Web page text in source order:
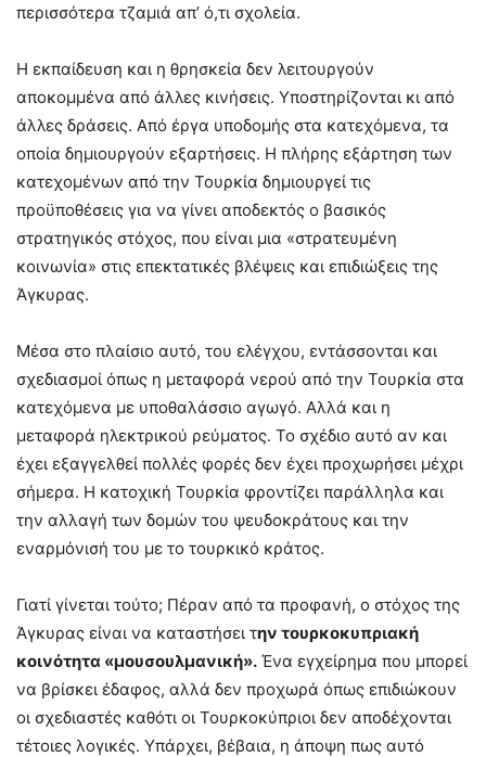
περισσότερα τζαμιά απ’ ό,τι σχολεία.
Η εκπαίδευση και η θρησκεία δεν λειτουργούν
αποκομμένα από άλλες κινήσεις. Υποστηρίζονται κι από
άλλες δράσεις. Από έργα υποδομής στα κατεχόμενα, τα
οποία δημιουργούν εξαρτήσεις. Η πλήρης εξάρτηση των
κατεχομένων από την Τουρκία δημιουργεί τις
προϋποθέσεις για να γίνει αποδεκτός ο βασικός
στρατηγικός στόχος, που είναι μια «στρατευμένη
κοινωνία» στις επεκτατικές βλέψεις και επιδιώξεις της
Άγκυρας.
Μέσα στο πλαίσιο αυτό, του ελέγχου, εντάσσονται και
σχεδιασμοί όπως η μεταφορά νερού από την Τουρκία στα
κατεχόμενα με υποθαλάσσιο αγωγό. Αλλά και η
μεταφορά ηλεκτρικού ρεύματος. Το σχέδιο αυτό αν και
έχει εξαγγελθεί πολλές φορές δεν έχει προχωρήσει μέχρι
σήμερα. Η κατοχική Τουρκία φροντίζει παράλληλα και
την αλλαγή των δομών του ψευδοκράτους και την
εναρμόνισή του με το τουρκικό κράτος.
Γιατί γίνεται τούτο; Πέραν από τα προφανή, ο στόχος της
Άγκυρας είναι να καταστήσει την τουρκοκυπριακή
κοινότητα «μουσουλμανική». Ένα εγχείρημα που μπορεί
να βρίσκει έδαφος, αλλά δεν προχωρά όπως επιδιώκουν
οι σχεδιαστές καθότι οι Τουρκοκύπριοι δεν αποδέχονται
τέτοιες λογικές. Υπάρχει, βέβαια, η άποψη πως αυτό